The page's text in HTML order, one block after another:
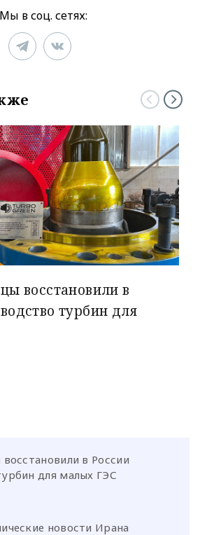
Мы в соц. сетях:
восстановили в
турбин для
в России
для малых ГЭС
новости Ирана